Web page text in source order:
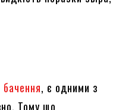
, є одними з
Тому що